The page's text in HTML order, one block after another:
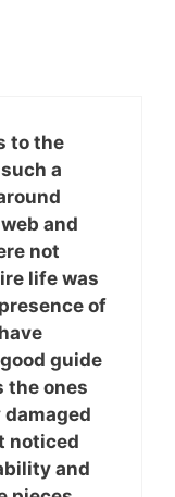
to the
a
and
not
life was
of
guide
the ones
noticed
and